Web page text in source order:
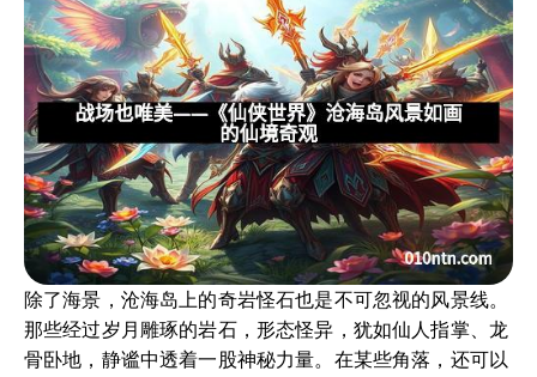
除了海景，沧海岛上的奇岩怪石也是不可忽视的风景线。
那些经过岁月雕琢的岩石，形态怪异，犹如仙人指掌、龙
骨卧地，静谧中透着一股神秘力量。在某些角落，还可以